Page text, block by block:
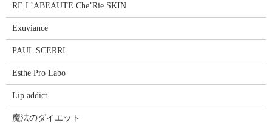
RE L’ABEAUTE Che’Rie SKIN
Exuviance
PAUL SCERRI
Esthe Pro Labo
Lip addict
魔法のダイエット